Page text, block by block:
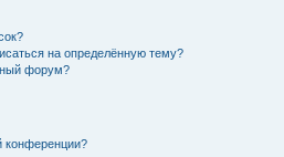
на определённую тему?
форум?
конференции?